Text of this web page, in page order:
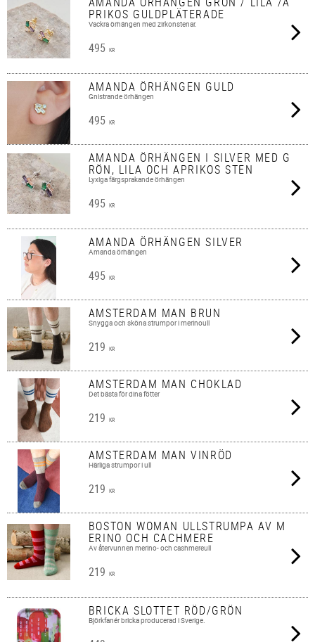
PRIKOS GULDPLÄTERADE
Vackra örhängen med zirkonstenar.
495 KR
AMANDA ÖRHÄNGEN GULD
Gnistrande örhängen
495 KR
AMANDA ÖRHÄNGEN I SILVER MED G
RÖN, LILA OCH APRIKOS STEN
Lyxiga färgsprakande örhängen
495 KR
AMANDA ÖRHÄNGEN SILVER
Amanda örhängen
495 KR
AMSTERDAM MAN BRUN
Snygga och sköna strumpor i merinoull
219 KR
AMSTERDAM MAN CHOKLAD
Det bästa för dina fötter
219 KR
AMSTERDAM MAN VINRÖD
Härliga strumpor i ull
219 KR
BOSTON WOMAN ULLSTRUMPA AV M
ERINO OCH CACHMERE
Av återvunnen merino- och cashmereull
219 KR
BRICKA SLOTTET RÖD/GRÖN
Björkfanér bricka producerad i Sverige.